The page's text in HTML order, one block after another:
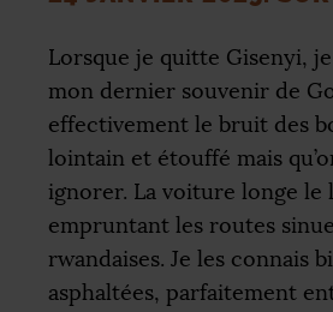
Lorsque je quitte Gisenyi,
mon dernier souvenir de
effectivement le bruit des
lointain et étouffé mais
ignorer. La voiture longe le
empruntant les routes
rwandaises. Je les connais
asphaltées, parfaitement